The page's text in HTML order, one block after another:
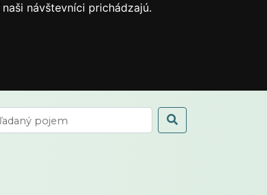
návštevníci prichádzajú.